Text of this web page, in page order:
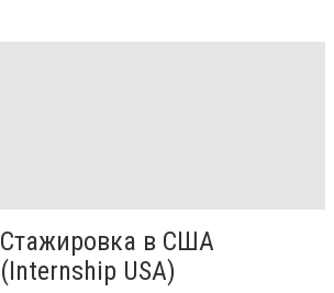
Стажировка в США
(Internship USA)